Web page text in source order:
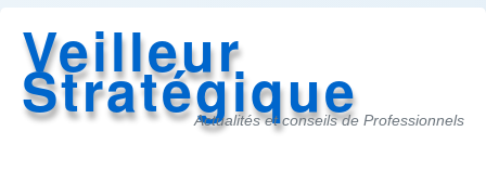
Veilleur
Stratégique
Actualités et conseils de Professionnels